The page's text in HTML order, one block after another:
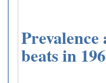
beats in